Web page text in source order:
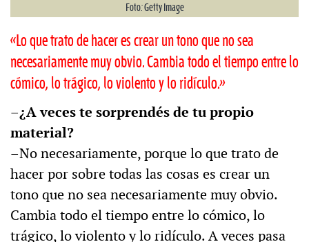
Foto: Getty Image
«Lo que trato de hacer es crear un tono que no sea
necesariamente muy obvio. Cambia todo el tiempo entre lo
cómico, lo trágico, lo violento y lo ridículo.»
–¿A veces te sorprendés de tu propio
material?
–No necesariamente, porque lo que trato de
hacer por sobre todas las cosas es crear un
tono que no sea necesariamente muy obvio.
Cambia todo el tiempo entre lo cómico, lo
trágico, lo violento y lo ridículo. A veces pasa